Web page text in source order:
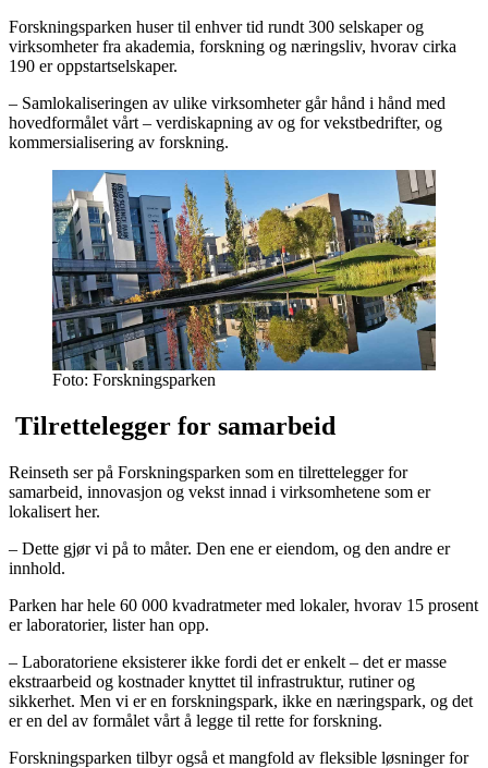
Forskningsparken huser til enhver tid rundt 300 selskaper og
virksomheter fra akademia, forskning og næringsliv, hvorav cirka
190 er oppstartselskaper.
– Samlokaliseringen av ulike virksomheter går hånd i hånd med
hovedformålet vårt – verdiskapning av og for vekstbedrifter, og
kommersialisering av forskning.
Foto: Forskningsparken
Tilrettelegger for samarbeid
Reinseth ser på Forskningsparken som en tilrettelegger for
samarbeid, innovasjon og vekst innad i virksomhetene som er
lokalisert her.
– Dette gjør vi på to måter. Den ene er eiendom, og den andre er
innhold.
Parken har hele 60 000 kvadratmeter med lokaler, hvorav 15 prosent
er laboratorier, lister han opp.
– Laboratoriene eksisterer ikke fordi det er enkelt – det er masse
ekstraarbeid og kostnader knyttet til infrastruktur, rutiner og
sikkerhet. Men vi er en forskningspark, ikke en næringspark, og det
er en del av formålet vårt å legge til rette for forskning.
Forskningsparken tilbyr også et mangfold av fleksible løsninger for